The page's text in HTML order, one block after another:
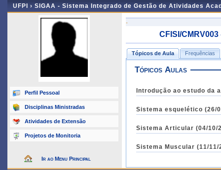
UFPI › SIGAA - Sistema Integrado de Gestão de Atividades
Perfil Pessoal
Disciplinas Ministradas
Atividades de Extensão
Projetos de Monitoria
Ir ao Menu Principal
-
CFISI/CMRV003
Tópicos de Aula Frequências
Tópicos Aulas
Introdução ao estudo da
Sistema esquelético (26/
Sistema Articular (04/10/
Sistema Muscular (11/11/